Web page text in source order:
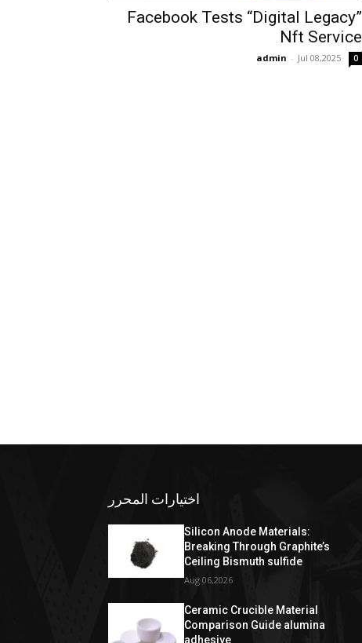
Facebook Tests “Digital Legacy”
Nft Service
admin - Jul 08,2025 0
اختيارات المحرر
Silicon Anode Materials:
Breaking Through Graphite’s
Ceiling Bismuth sulfide
Aug 06,2026
Ceramic Crucible Material
Comparison Guide alumina
adhesive